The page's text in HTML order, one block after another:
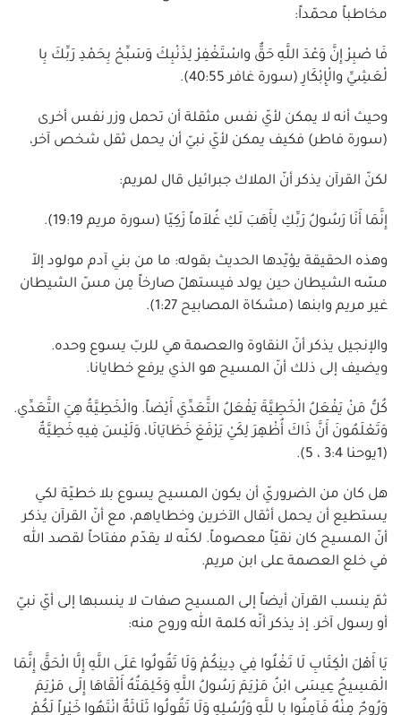
مخاطباً محمّداً:
فَا صْبِرْ إِنَّ وَعْدَ اللَّهِ حَقٌّ واسْتَغْفِرْ لِذَنْبِكَ وَسَبِّحْ بِحَمْدِ رَبِّكَ بِا
لْعَشِيِّ والْإِبْكَارِ (سورة غافر 40:55).
وحيث أنه لا يمكن لأيّ نفس مثقلة أن تحمل وزر نفس أخرى
(سورة فاطر) فكيف يمكن لأيّ نبيّ أن يحمل ثقل شخص آخر،
لكنّ القرآن يذكر أنّ الملاك جبرائيل قال لمريم:
إِنَّمَا أَنَا رَسُولُ رَبِّكِ لِأَهَبَ لَكِ غُلاَماً زَكِيّا (سورة مريم 19:19).
وهذه الحقيقة يؤيّدها الحديث بقوله: ما من بني آدم مولود إلاّ
مسّه الشيطان حين يولد فيستهلّ صارخاً مِن مسّ الشيطان
غير مريم وابنها (مشكاة المصابيح 1:27).
والإنجيل يذكر أنّ النقاوة والعصمة هي للربّ يسوع وحده.
ويضيف إلى ذلك أنّ المسيح هو الذي يرفع خطايانا.
كُلُّ مَنْ يَفْعَلُ الْخَطِيَّةَ يَفْعَلُ التَّعَدِّيَ أَيْضاً. والْخَطِيَّةُ هِيَ التَّعَدِّي.
وَتَعْلَمُونَ أَنَّ ذَاكَ أُظْهِرَ لِكَيْ يَرْفَعَ خَطَايَانَا، وَلَيْسَ فِيهِ خَطِيَّةٌ
(1يوحنا 3:4 ، 5).
هل كان من الضروريّ أن يكون المسيح يسوع بلا خطيّة لكي
يستطيع أن يحمل أثقال الآخرين وخطاياهم، مع أنّ القرآن يذكر
أنّ المسيح كان نقيّاً معصوماً. لكنّه لا يقدّم مفتاحاً لقصد الله
في خلع العصمة على ابن مريم.
ثمّ ينسب القرآن أيضاً إلى المسيح صفات لا ينسبها إلى أيّ نبيّ
أو رسول آخر. إذ يذكر أنّه كلمة الله وروح منه:
يَا أَهْلَ الْكِتَابِ لَا تَغْلُوا فِي دِينِكُمْ وَلَا تَقُولُوا عَلَى اللَّهِ إِلَّا الْحَقَّ إِنَّمَا
الْمَسِيحُ عِيسَى ابْنُ مَرْيَمَ رَسُولُ اللَّهِ وَكَلِمَتُهُ أَلْقَاهَا إِلَى مَرْيَمَ
وَرُوحٌ مِنْهُ فَآمِنُوا بِا للَّهِ وَرُسُلِهِ وَلَا تَقُولُوا ثَلَاثَةٌ انْتَهُوا خَيْراً لَكُمْ